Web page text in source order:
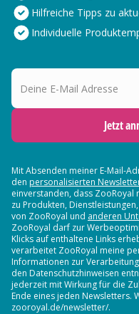
Hilfreiche Tipps zu
Individuelle
Deine E-Mail Adresse
Jetzt
Mit Absenden meiner E-Mail-
den personalisierten
einverstanden, dass ZooRoyal
zu Produkten,
von ZooRoyal und anderen
ZooRoyal darf zur
Klicks auf enthaltene Links
verarbeitet ZooRoyal meine
Informationen zur
den Datenschutzhinweisen
jederzeit mit Wirkung für die
Ende eines jeden
zooroyal.de/newsletter/.